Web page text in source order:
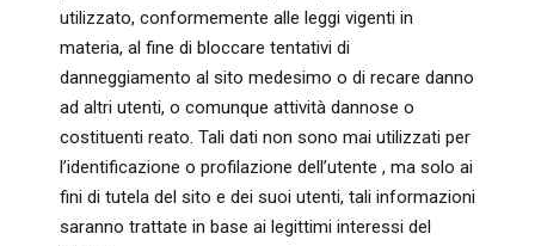
utilizzato, conformemente alle leggi vigenti in
materia, al fine di bloccare tentativi di
danneggiamento al sito medesimo o di recare danno
ad altri utenti, o comunque attività dannose o
costituenti reato. Tali dati non sono mai utilizzati per
l’identificazione o profilazione dell’utente , ma solo ai
fini di tutela del sito e dei suoi utenti, tali informazioni
saranno trattate in base ai legittimi interessi del